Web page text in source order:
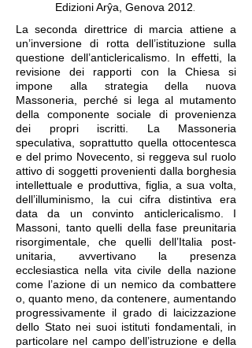
Edizioni Arŷa, Genova 2012
La seconda direttrice di marcia attiene a
un’inversione di rotta dell’istituzione sulla
questione dell’anticlericalismo. In effetti, la
revisione dei rapporti con la Chiesa si
impone alla strategia della nuova
Massoneria, perché si lega al mutamento
della componente sociale di provenienza
dei propri iscritti. La Massoneria
speculativa, soprattutto quella ottocentesca
e del primo Novecento, si reggeva sul ruolo
attivo di soggetti provenienti dalla borghesia
intellettuale e produttiva, figlia, a sua volta,
dell’illuminismo, la cui cifra distintiva era
data da un convinto anticlericalismo. I
Massoni, tanto quelli della fase preunitaria
risorgimentale, che quelli dell’Italia post-
unitaria, avvertivano la presenza
ecclesiastica nella vita civile della nazione
come l’azione di un nemico da combattere
o, quanto meno, da contenere, aumentando
progressivamente il grado di laicizzazione
dello Stato nei suoi istituti fondamentali, in
particolare nel campo dell’istruzione e della